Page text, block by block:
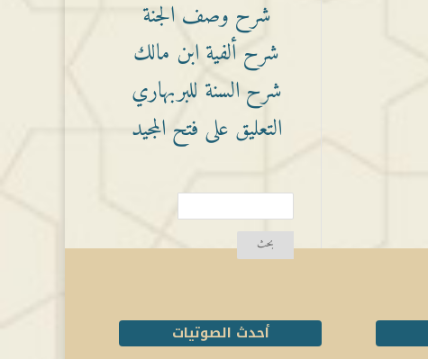
شرح وصف الجنة
شرح ألفية ابن مالك
شرح السنة للبربهاري
التعليق على فتح المجيد
أحدث الصوتيات